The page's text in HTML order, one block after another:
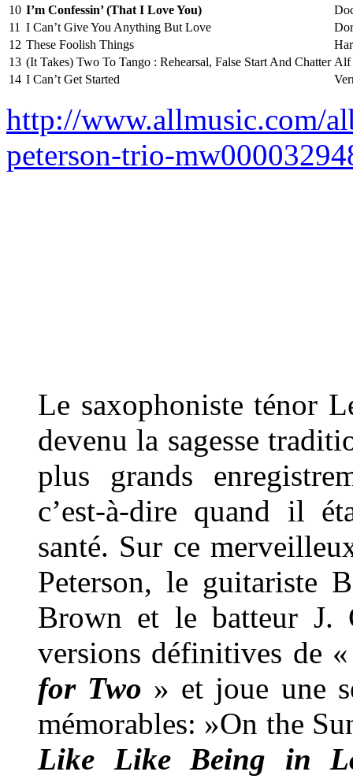
10 I’m Confessin’ (That I Love You)
11 I Can’t Give You Anything But Love
12 These Foolish Things
13 (It Takes) Two To Tango : Rehearsal, False Start And Chatter Alf
14 I Can’t Get Started
http://www.allmusic.com/
peterson-trio-
Le saxophoniste ténor
devenu la sagesse
plus grands
c’est-à-dire quand il
santé. Sur ce
Peterson, le guitariste
Brown et le batteur J.
versions définitives de
for Two » et joue une
mémorables: »On the
Like Like Being in